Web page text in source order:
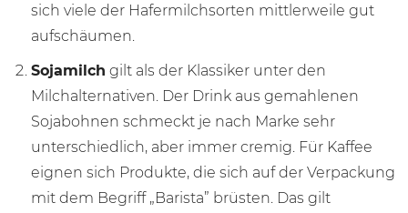
sich viele der Hafermilchsorten mittlerweile gut
aufschäumen.
Sojamilch gilt als der Klassiker unter den
Milchalternativen. Der Drink aus gemahlenen
Sojabohnen schmeckt je nach Marke sehr
unterschiedlich, aber immer cremig. Für Kaffee
eignen sich Produkte, die sich auf der Verpackung
mit dem Begriff „Barista” brüsten. Das gilt